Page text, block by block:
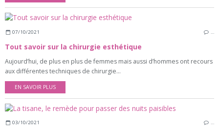
07/10/2021
Tout savoir sur la chirurgie esthétique
Aujourd’hui, de plus en plus de femmes mais aussi d’hommes ont recours
aux différentes techniques de chirurgie...
EN SAVOIR PLUS
03/10/2021 …